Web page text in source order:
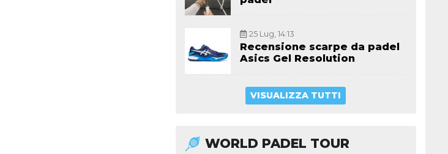
25 Lug, 14:13
Recensione scarpe da padel
Asics Gel Resolution
VISUALIZZA TUTTI
WORLD PADEL TOUR